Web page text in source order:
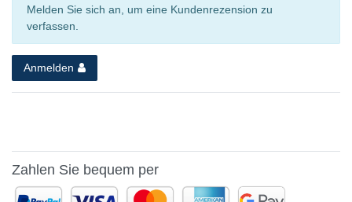
Melden Sie sich an, um eine Kundenrezension zu
verfassen.
Anmelden
Zahlen Sie bequem per